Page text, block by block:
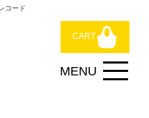
コード
CART